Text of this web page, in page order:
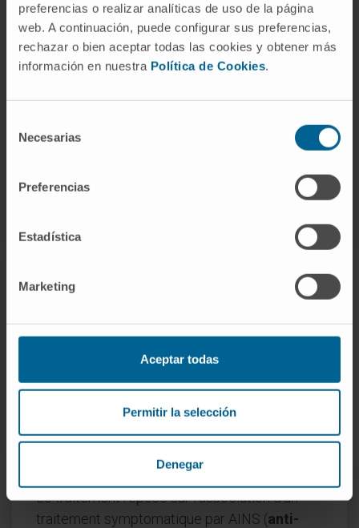
preferencias o realizar analíticas de uso de la página
web. A continuación, puede configurar sus preferencias,
rechazar o bien aceptar todas las cookies y obtener más
información en nuestra Política de Cookies.
Necesarias
Preferencias
Estadística
Marketing
Aceptar todas
Permitir la selección
Denegar
Sur les radiographies, on peut observer une
augmentation des parties molles et une
ostéoporose. En cas d'évolution, apparaissent
érosions ou des proliférations osseuses.
L'atteinte des articulations interphalangiennes
sont les caractéristiques distinctives de cette
psoriasique ?
Le traitement et le suivi de cette maladie sont réalisés de
manière conjointe et multidisciplinaire avec d'autres
services.
Le traitement repose sur l'association d'un
traitement symptomatique par AINS (anti-